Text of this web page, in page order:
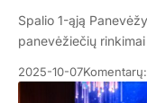
Spalio 1-ąją
panevėžiečių
2025-10-07Komentarų: